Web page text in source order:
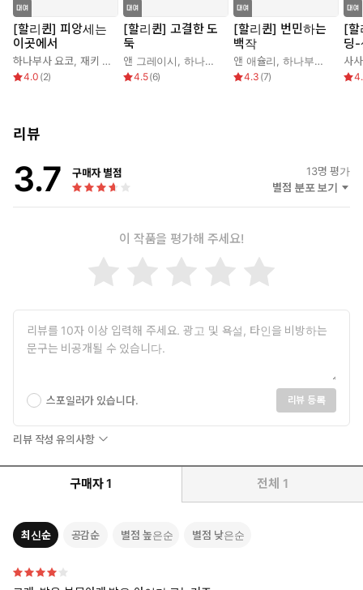
[할리퀸] 피앙세는
이곳에서
하나부사 요코 재키 브라운
4.0 (2)
[할리퀸] 고결한 도
둑
앤 그레이시 하나부사 요코
4.5(6)
[할리퀸] 번민하는
백작
앤 애슐리 ,하나부사 요코
4.3 (7)
[할
딩-
시
사
리뷰
3.7 구매자 별점 13명 평가
별점 분포 보기
이 작품을 평가해 주세요!
스포일러가 있습니다. 리뷰 등록
리뷰 작성 유의사항
구매자 1 전체 1
최신순 공감순 별점 높은순 별점 낮은순